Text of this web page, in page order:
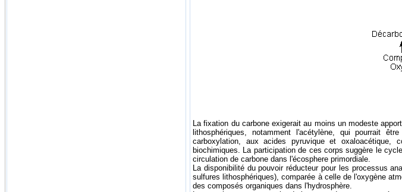
La fixation du carbone exigerait au moins un modeste
lithosphériques, notamment l'acétylène, qui pourrait
carboxylation, aux acides pyruvique et oxaloacétique,
biochimiques. La participation de ces corps suggère le
circulation de carbone dans l'écosphere primordiale.
La disponibilité du pouvoir réducteur pour les processus
sulfures lithosphériques), comparée à celle de l'oxygène
des composés organiques dans l'hydrosphère.